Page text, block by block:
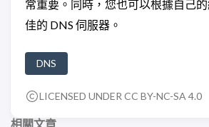
常重要。同時，您也可以根據自己
佳的 DNS 伺服器。
DNS
LICENSED UNDER CC BY-NC-SA 4.0
相關文章